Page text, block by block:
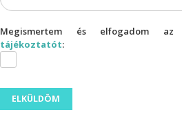
Megismertem és elfogadom az
tájékoztatót: